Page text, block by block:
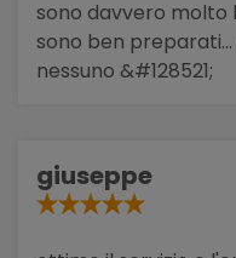
sono davvero molto
sono ben
nessuno &#128521;
giuseppe